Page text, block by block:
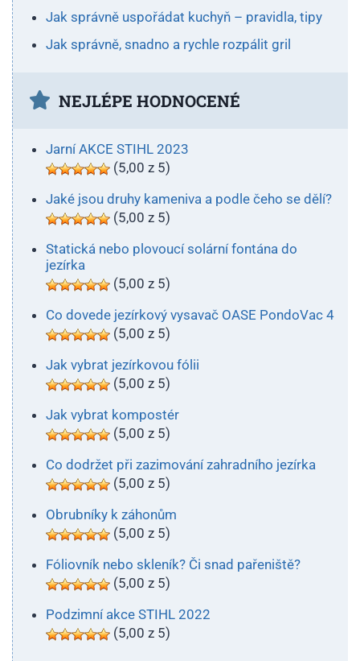
Jak správně uspořádat kuchyň – pravidla, tipy
Jak správně, snadno a rychle rozpálit gril
NEJLÉPE HODNOCENÉ
Jarní AKCE STIHL 2023
(5,00 z 5)
Jaké jsou druhy kameniva a podle čeho se dělí?
(5,00 z 5)
Statická nebo plovoucí solární fontána do
jezírka
(5,00 z 5)
Co dovede jezírkový vysavač OASE PondoVac 4
(5,00 z 5)
Jak vybrat jezírkovou fólii
(5,00 z 5)
Jak vybrat kompostér
(5,00 z 5)
Co dodržet při zazimování zahradního jezírka
(5,00 z 5)
Obrubníky k záhonům
(5,00 z 5)
Fóliovník nebo skleník? Či snad pařeniště?
(5,00 z 5)
Podzimní akce STIHL 2022
(5,00 z 5)